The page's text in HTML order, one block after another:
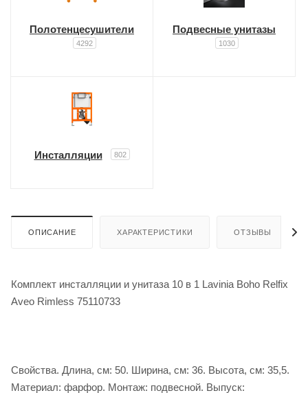
Полотенцесушители
4292
Подвесные унитазы
1030
Инсталляции 802
ОПИСАНИЕ ХАРАКТЕРИСТИКИ ОТЗЫВЫ
Комплект инсталляции и унитаза 10 в 1 Lavinia Boho Relfix
Aveo Rimless 75110733
Свойства. Длина, см: 50. Ширина, см: 36. Высота, см: 35,5.
Материал: фарфор. Монтаж: подвесной. Выпуск: